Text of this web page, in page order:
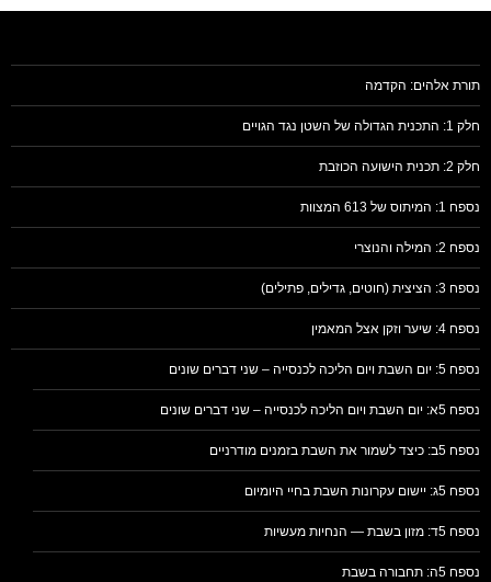
תורת אלהים: הקדמה
חלק 1: התכנית הגדולה של השטן נגד הגויים
חלק 2: תכנית הישועה הכוזבת
נספח 1: המיתוס של 613 המצוות
נספח 2: המילה והנוצרי
נספח 3: הציצית (חוטים, גדילים, פתילים)
נספח 4: שיער וזקן אצל המאמין
נספח 5: יום השבת ויום הליכה לכנסייה – שני דברים שונים
נספח 5א: יום השבת ויום הליכה לכנסייה – שני דברים שונים
נספח 5ב: כיצד לשמור את השבת בזמנים מודרניים
נספח 5ג: יישום עקרונות השבת בחיי היומיום
נספח 5ד: מזון בשבת — הנחיות מעשיות
נספח 5ה: תחבורה בשבת